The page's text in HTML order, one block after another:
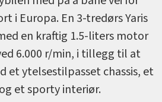
i Europa. En 3-tredørs Yaris
en kraftig 1.5-liters motor
6.000 r/min, i tillegg til at
et ytelsestilpasset chassis, et
et sporty interiør.